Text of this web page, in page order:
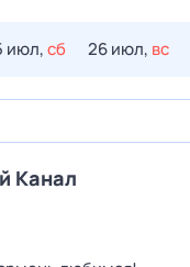
июл,сб 26 июл, вс
Канал